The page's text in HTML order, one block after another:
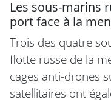
Les sous-marins
port face à la
Trois des quatre
flotte russe de la
cages anti-drones
satellitaires ont